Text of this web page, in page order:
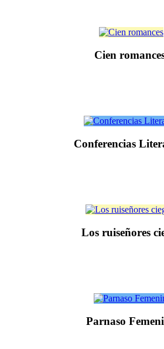
Cien
Conferencias
Los ruiseñores
Parnaso